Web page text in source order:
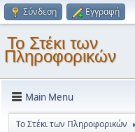
Σύνδεση Εγγραφή
Το Στέκι των
Πληροφορικών
Main Menu
Το Στέκι των Πληροφορικών